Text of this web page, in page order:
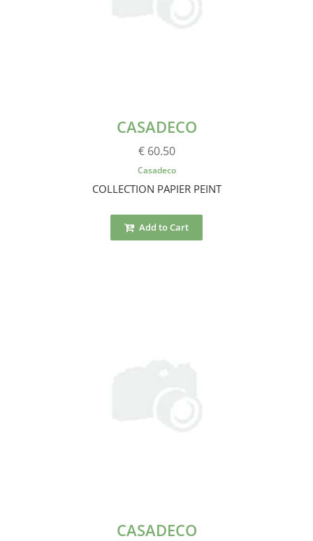
CASADECO
€ 60.50
Casadeco
COLLECTION PAPIER PEINT
Add to Cart
CASADECO